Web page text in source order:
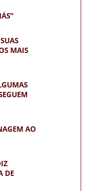
MAIS
AO
DE